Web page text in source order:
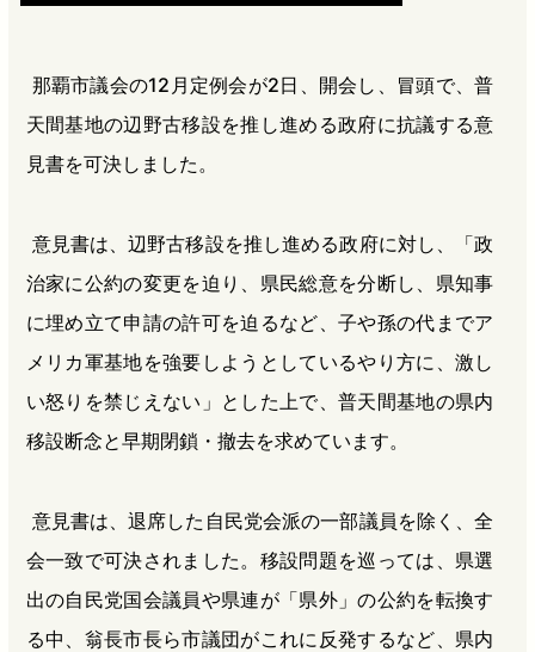
那覇市議会の12月定例会が2日、開会し、冒頭で、普
天間基地の辺野古移設を推し進める政府に抗議する意
見書を可決しました。
意見書は、辺野古移設を推し進める政府に対し、「政
治家に公約の変更を迫り、県民総意を分断し、県知事
に埋め立て申請の許可を迫るなど、子や孫の代までア
メリカ軍基地を強要しようとしているやり方に、激し
い怒りを禁じえない」とした上で、普天間基地の県内
移設断念と早期閉鎖・撤去を求めています。
意見書は、退席した自民党会派の一部議員を除く、全
会一致で可決されました。移設問題を巡っては、県選
出の自民党国会議員や県連が「県外」の公約を転換す
る中、翁長市長ら市議団がこれに反発するなど、県内